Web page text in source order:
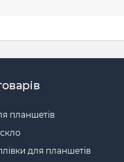
планшетів
для планшетів